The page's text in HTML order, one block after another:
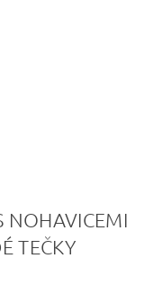
NOHAVICEMI
TEČKY